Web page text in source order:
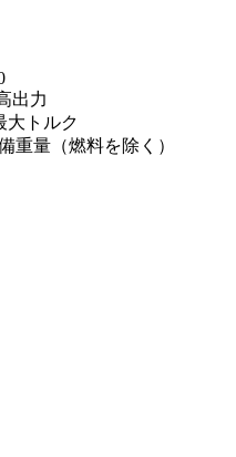
出力
大トルク
重量（燃料を除く）